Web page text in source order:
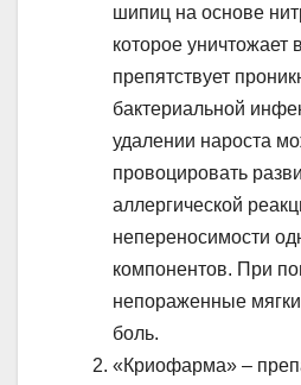
шипиц на основе
которое уничтожает
препятствует
бактериальной
удалении нароста
провоцировать
аллергической
непереносимости
компонентов. При
непораженные
боль.
«Криофарма» –